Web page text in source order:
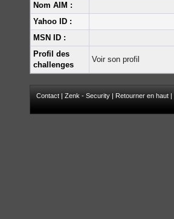
Nom AIM :
Yahoo ID :
MSN ID :
Profil des
challenges
Voir son profil
Contact | Zenk - Security | Retourner en haut |